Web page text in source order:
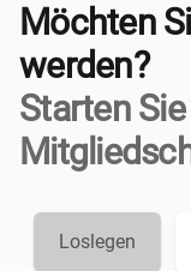
Möchten
werden?
Starten
Loslegen